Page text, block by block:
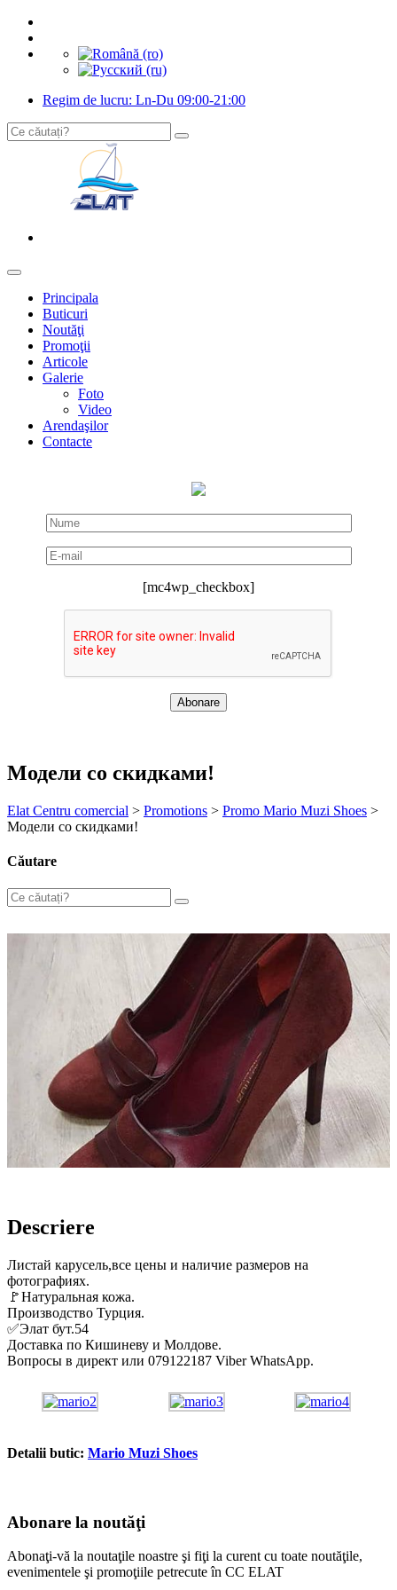
Regim de lucru: Ln-Du 09:00-21:00
Principala
Buticuri
Noutăţi
Promoţii
Articole
Galerie
Foto
Video
Arendaşilor
Contacte
[mc4wp_checkbox]
Модели со скидками!
Elat Centru comercial > Promotions > Promo Mario Muzi Shoes >
Модели со скидками!
Căutare
Descriere
Листай карусель,все цены и наличие размеров на
фотографиях.
🚩Натуральная кожа.
Производство Турция.
✅Элат бут.54
Доставка по Кишиневу и Молдове.
Вопросы в директ или 079122187 Viber WhatsApp.
Detalii butic: Mario Muzi Shoes
Abonare la noutăţi
Abonaţi-vă la noutaţile noastre şi fiţi la curent cu toate noutăţile,
evenimentele şi promoţiile petrecute în CC ELAT